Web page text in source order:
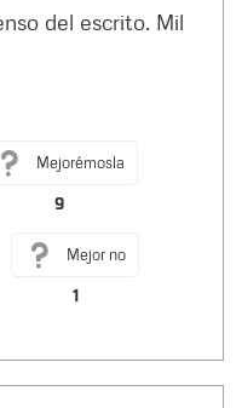
del escrito. Mil
Mejorémosla
9
Mejor no
1